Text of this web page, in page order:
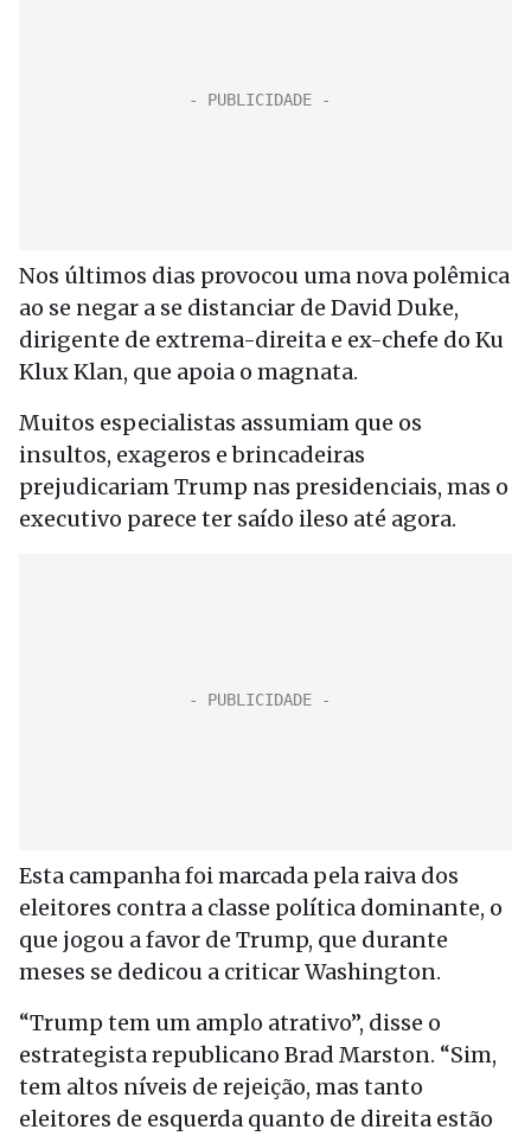
Nos últimos dias provocou uma nova polêmica
ao se negar a se distanciar de David Duke,
dirigente de extrema-direita e ex-chefe do Ku
Klux Klan, que apoia o magnata.
Muitos especialistas assumiam que os
insultos, exageros e brincadeiras
prejudicariam Trump nas presidenciais, mas o
executivo parece ter saído ileso até agora.
Esta campanha foi marcada pela raiva dos
eleitores contra a classe política dominante, o
que jogou a favor de Trump, que durante
meses se dedicou a criticar Washington.
“Trump tem um amplo atrativo”, disse o
estrategista republicano Brad Marston. “Sim,
tem altos níveis de rejeição, mas tanto
eleitores de esquerda quanto de direita estão